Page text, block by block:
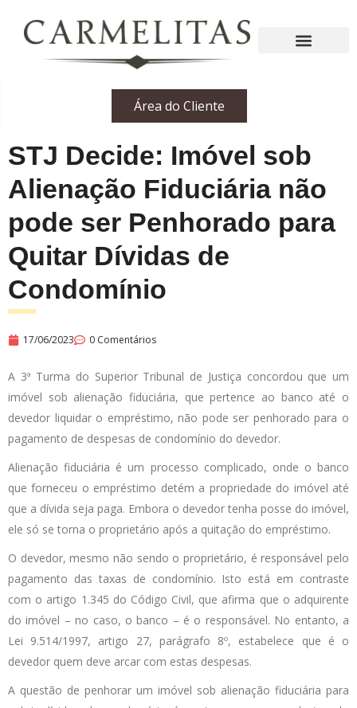
Área do Cliente
STJ Decide: Imóvel sob
Alienação Fiduciária não
pode ser Penhorado para
Quitar Dívidas de
Condomínio
17/06/2023 0 Comentários
A 3ª Turma do Superior Tribunal de Justiça concordou que um
imóvel sob alienação fiduciária, que pertence ao banco até o
devedor liquidar o empréstimo, não pode ser penhorado para o
pagamento de despesas de condomínio do devedor.
Alienação fiduciária é um processo complicado, onde o banco
que forneceu o empréstimo detém a propriedade do imóvel até
que a dívida seja paga. Embora o devedor tenha posse do imóvel,
ele só se torna o proprietário após a quitação do empréstimo.
O devedor, mesmo não sendo o proprietário, é responsável pelo
pagamento das taxas de condomínio. Isto está em contraste
com o artigo 1.345 do Código Civil, que afirma que o adquirente
do imóvel – no caso, o banco – é o responsável. No entanto, a
Lei 9.514/1997, artigo 27, parágrafo 8º, estabelece que é o
devedor quem deve arcar com estas despesas.
A questão de penhorar um imóvel sob alienação fiduciária para